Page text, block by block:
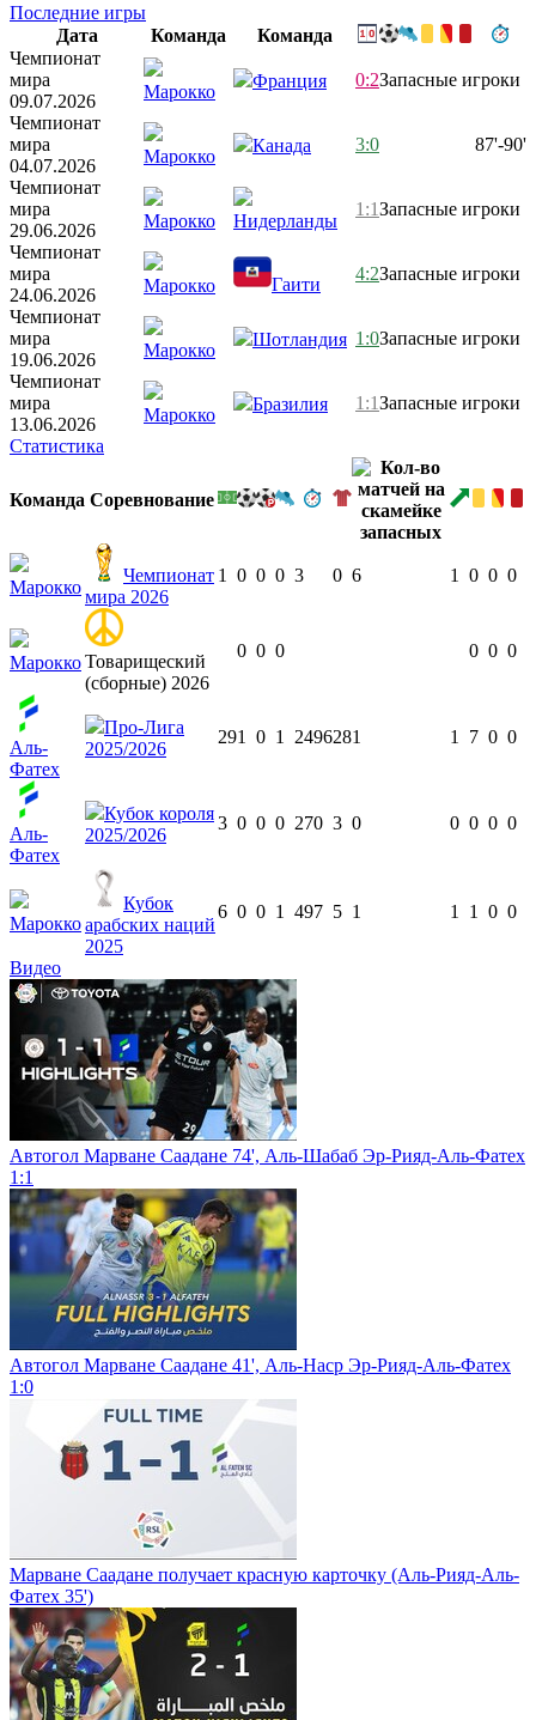
Последние игры
Дата
Команда
Команда
Чемпионат
мира
09.07.2026
Марокко
Франция 0:2Запасные игроки
Чемпионат
мира
04.07.2026
Марокко
Канада 3:0 87'-90'
Чемпионат
мира
29.06.2026
Марокко Нидерланды
1:1Запасные игроки
Чемпионат
мира
24.06.2026
Марокко Гаити
4:2Запасные игроки
Чемпионат
мира
19.06.2026
Марокко
Шотландия 1:0Запасные игроки
Чемпионат
мира
13.06.2026
Марокко
Бразилия 1:1Запасные игроки
Статистика
Команда Соревнование
Марокко
Чемпионат
мира 2026
1 0 0 0 3 0 6 1 0 0 0
МароккоТоварищеский
(сборные) 2026
0 0 0 0 0 0
Аль-
Фатех
Про-Лига
2025/2026
291 0 1 2496281 1 7 0 0
Аль-
Фатех
Кубок короля
2025/2026
3 0 0 0 270 3 0 0 0 0 0
Марокко
Кубок
арабских наций
2025
6 0 0 1 497 5 1 1 1 0 0
Видео
Автогол Марване Саадане 74', Аль-Шабаб Эр-Рияд-Аль-Фатех
1:1
Автогол Марване Саадане 41', Аль-Наср Эр-Рияд-Аль-Фатех
1:0
Марване Саадане получает красную карточку (Аль-Рияд-Аль-
Фатех 35')